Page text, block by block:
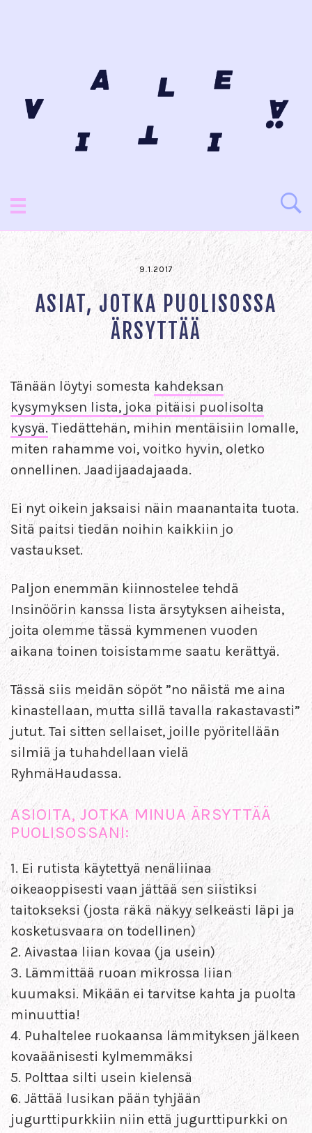
9.1.2017
ASIAT, JOTKA PUOLISOSSA
ÄRSYTTÄÄ
Tänään löytyi somesta kahdeksan
kysymyksen lista, joka pitäisi puolisolta
kysyä. Tiedättehän, mihin mentäisiin lomalle,
miten rahamme voi, voitko hyvin, oletko
onnellinen. Jaadijaadajaada.
Ei nyt oikein jaksaisi näin maanantaita tuota.
Sitä paitsi tiedän noihin kaikkiin jo
vastaukset.
Paljon enemmän kiinnostelee tehdä
Insinöörin kanssa lista ärsytyksen aiheista,
joita olemme tässä kymmenen vuoden
aikana toinen toisistamme saatu kerättyä.
Tässä siis meidän söpöt ”no näistä me aina
kinastellaan, mutta sillä tavalla rakastavasti”
jutut. Tai sitten sellaiset, joille pyöritellään
silmiä ja tuhahdellaan vielä
RyhmäHaudassa.
ASIOITA, JOTKA MINUA ÄRSYTTÄÄ
PUOLISOSSANI:
1. Ei rutista käytettyä nenäliinaa
oikeaoppisesti vaan jättää sen siistiksi
taitokseksi (josta räkä näkyy selkeästi läpi ja
kosketusvaara on todellinen)
2. Aivastaa liian kovaa (ja usein)
3. Lämmittää ruoan mikrossa liian
kuumaksi. Mikään ei tarvitse kahta ja puolta
minuuttia!
4. Puhaltelee ruokaansa lämmityksen jälkeen
kovaäänisesti kylmemmäksi
5. Polttaa silti usein kielensä
6. Jättää lusikan pään tyhjään
jugurttipurkkiin niin että jugurttipurkki on